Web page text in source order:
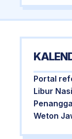
Portal
Libur
Weton